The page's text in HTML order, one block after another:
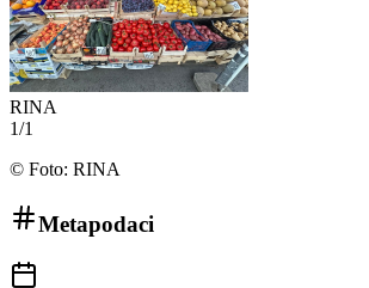
RINA
1/1
© Foto: RINA
Metapodaci